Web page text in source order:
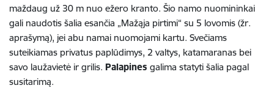
maždaug už 30 m nuo ežero kranto. Šio namo nuomininkai
gali naudotis šalia esančia „Mažąja pirtimi“ su 5 lovomis (žr.
aprašymą), jei abu namai nuomojami kartu. Svečiams
suteikiamas privatus paplūdimys, 2 valtys, katamaranas bei
savo laužavietė ir grilis. Palapines galima statyti šalia pagal
susitarimą.